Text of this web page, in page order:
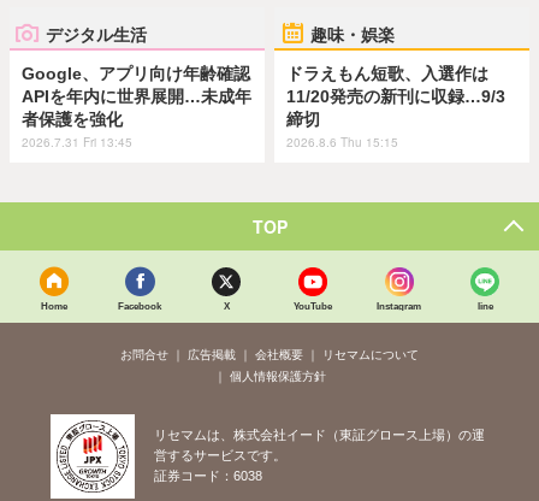
デジタル生活
Google、アプリ向け年齢確認
APIを年内に世界展開…未成年
者保護を強化
2026.7.31 Fri 13:45
趣味・娯楽
ドラえもん短歌、入選作は
11/20発売の新刊に収録…9/3
締切
2026.8.6 Thu 15:15
TOP
Home Facebook X YouTube Instagram line
お問合せ 広告掲載 会社概要
リセマムについて
個人情報保護方針
リセマムは、株式会社イード（東証グロース上場）の運
営するサービスです。
証券コード：6038